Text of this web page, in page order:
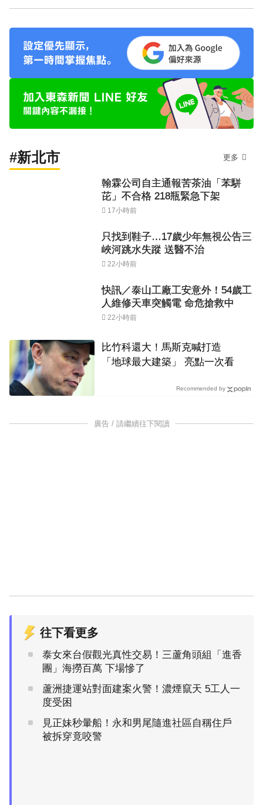
#新北市 更多
翰霖公司自主通報苦茶油「苯駢
芘」不合格 218瓶緊急下架
17小時前
只找到鞋子…17歲少年無視公告三
峽河跳水失蹤 送醫不治
22小時前
快訊／泰山工廠工安意外！54歲工
人維修天車突觸電 命危搶救中
22小時前
比竹科還大！馬斯克喊打造
「地球最大建築」 亮點一次看
Recommended by
廣告 / 請繼續往下閱讀
往下看更多
泰女來台假觀光真性交易！三蘆角頭組「進香
團」海撈百萬 下場慘了
蘆洲捷運站對面建案火警！濃煙竄天 5工人一
度受困
見正妹秒暈船！永和男尾隨進社區自稱住戶
被拆穿竟咬警